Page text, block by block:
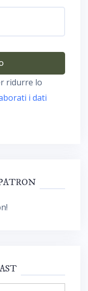
ridurre lo
i dati